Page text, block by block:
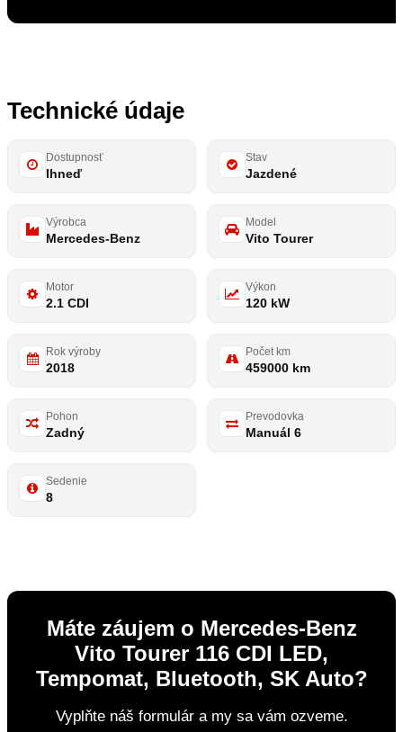
Technické údaje
Dostupnosť
Ihneď
Stav
Jazdené
Výrobca
Mercedes-Benz
Model
Vito Tourer
Motor
2.1 CDI
Výkon
120 kW
Rok výroby
2018
Počet km
459000 km
Pohon
Zadný
Prevodovka
Manuál 6
Sedenie
8
Máte záujem o Mercedes-Benz
Vito Tourer 116 CDI LED,
Tempomat, Bluetooth, SK Auto?
Vyplňte náš formulár a my sa vám ozveme.